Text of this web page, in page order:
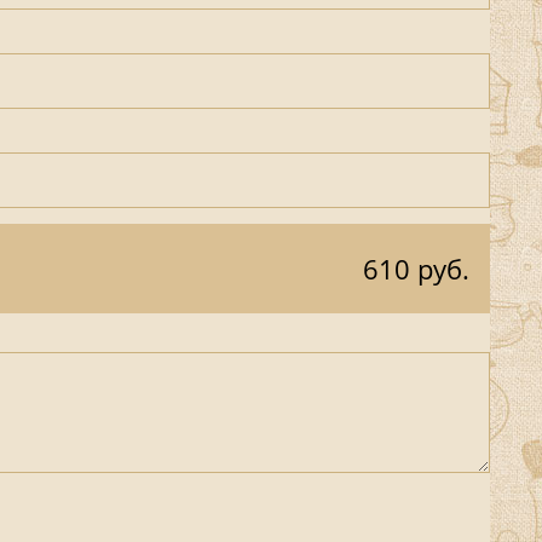
610 руб.